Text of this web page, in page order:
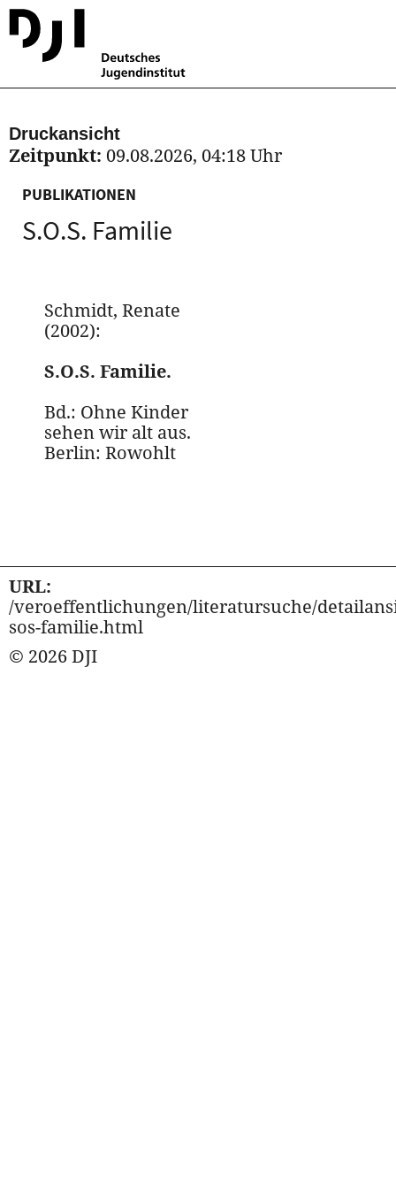
Druckansicht
Zeitpunkt: 09.08.2026, 04:18 Uhr
PUBLIKATIONEN
S.O.S. Familie
Schmidt, Renate
(2002):
S.O.S. Familie.
Bd.: Ohne Kinder
sehen wir alt aus.
Berlin: Rowohlt
URL:
/veroeffentlichungen/literatursuche/
sos-familie.html
© 2026 DJI